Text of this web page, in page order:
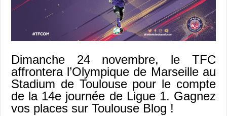
Dimanche 24 novembre, le TFC
affrontera l’Olympique de Marseille au
Stadium de Toulouse pour le compte
de la 14e journée de Ligue 1. Gagnez
vos places sur Toulouse Blog !